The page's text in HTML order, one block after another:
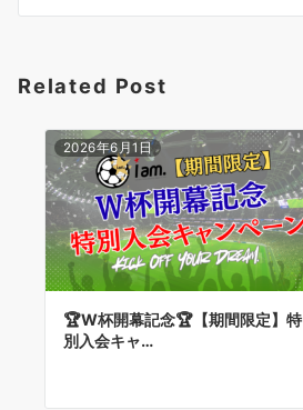
シ
ン
Related Post
2026年6月1日
🏆W杯開幕記念🏆【期間限定】特
別入会キャ…